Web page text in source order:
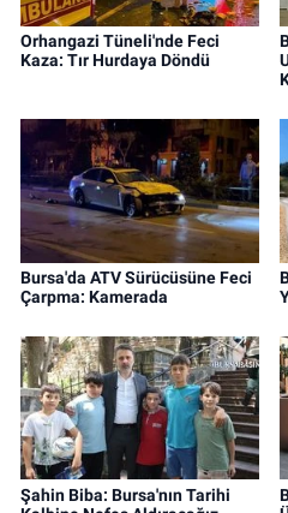
Orhangazi Tüneli'nde Feci
Kaza: Tır Hurdaya Döndü
Bursa'da ATV Sürücüsüne Feci
Çarpma: Kamerada
Şahin Biba: Bursa'nın Tarihi